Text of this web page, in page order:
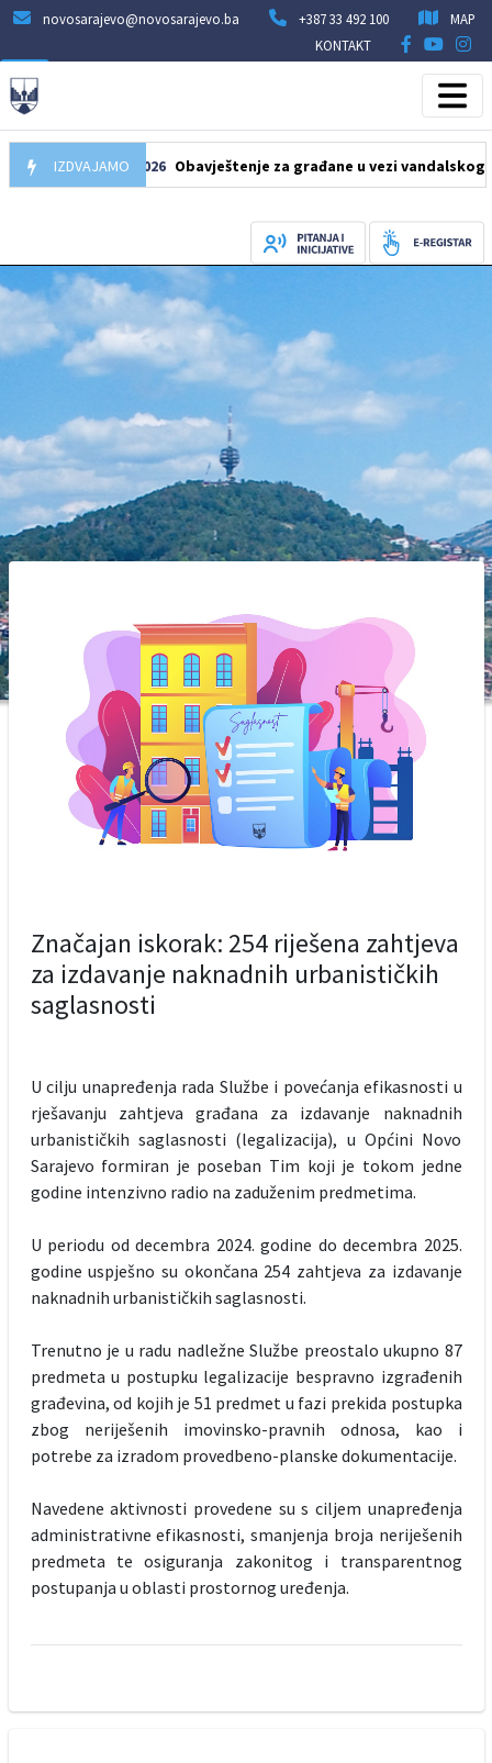
novosarajevo@novosarajevo.ba +387 33 492 100
MAP
KONTAKT
IZDVAJAMO
10.08.2026 Obavještenje za građane u vezi vandalskog
Značajan iskorak: 254 riješena zahtjeva
za izdavanje naknadnih urbanističkih
saglasnosti
U cilju unapređenja rada Službe i povećanja efikasnosti u
rješavanju zahtjeva građana za izdavanje naknadnih
urbanističkih saglasnosti (legalizacija), u Općini Novo
Sarajevo formiran je poseban Tim koji je tokom jedne
godine intenzivno radio na zaduženim predmetima.
U periodu od decembra 2024. godine do decembra 2025.
godine uspješno su okončana 254 zahtjeva za izdavanje
naknadnih urbanističkih saglasnosti.
Trenutno je u radu nadležne Službe preostalo ukupno 87
predmeta u postupku legalizacije bespravno izgrađenih
građevina, od kojih je 51 predmet u fazi prekida postupka
zbog neriješenih imovinsko-pravnih odnosa, kao i
potrebe za izradom provedbeno-planske dokumentacije.
Navedene aktivnosti provedene su s ciljem unapređenja
administrativne efikasnosti, smanjenja broja neriješenih
predmeta te osiguranja zakonitog i transparentnog
postupanja u oblasti prostornog uređenja.